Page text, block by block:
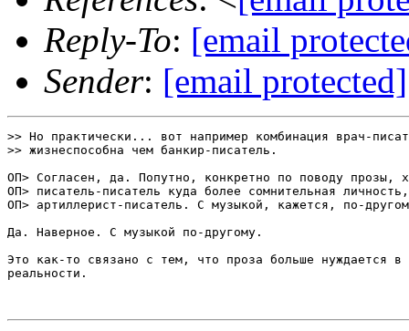
Reply-To: [email
Sender: [email protected]
>> Но практически... вот например комбинация врач-
>> жизнеспособна чем банкир-писатель.
ОП> Согласен, да. Попутно, конкретно по поводу прозы,
ОП> писатель-писатель куда более сомнительная
ОП> артиллерист-писатель. С музыкой, кажется, по-
Да. Наверное. С музыкой по-другому.
Это как-то связано с тем, что проза больше нуждается в
реальности.